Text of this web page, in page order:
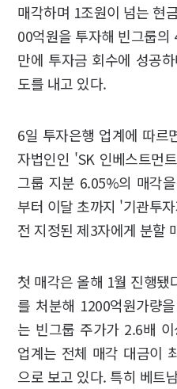
매각하며 1조원이 넘는 현
00억원을 투자해 빈그룹의
만에 투자금 회수에 성공
도를 내고 있다.
6일 투자은행 업계에 따르
자법인인 'SK 인베스트먼
그룹 지분 6.05%의 매각
부터 이달 초까지 '기관투
전 지정된 제3자에게 분할
첫 매각은 올해 1월 진행
를 처분해 1200억원가량
는 빈그룹 주가가 2.6배
업계는 전체 매각 대금이
으로 보고 있다. 특히 베트